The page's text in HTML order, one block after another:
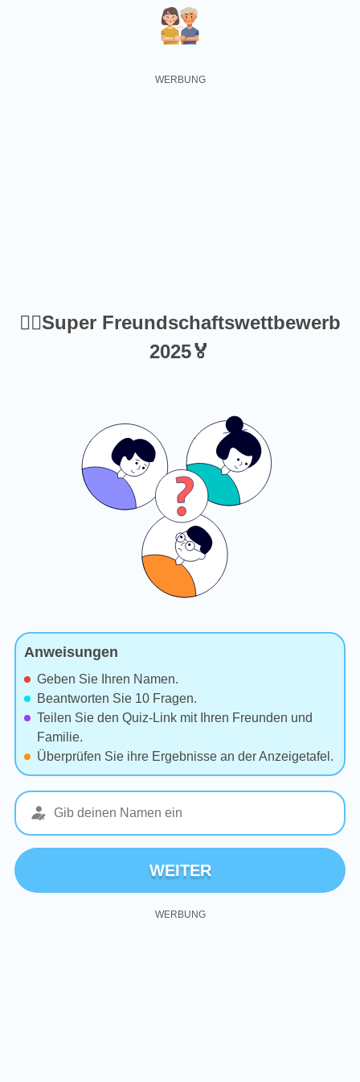
🦸‍♀️Super Freundschaftswettbewerb
2025🏅
Anweisungen
Geben Sie Ihren Namen.
Beantworten Sie 10 Fragen.
Teilen Sie den Quiz-Link mit Ihren Freunden und
Familie.
Überprüfen Sie ihre Ergebnisse an der Anzeigetafel.
WEITER